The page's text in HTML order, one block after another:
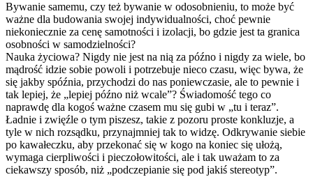
Bywanie samemu, czy też bywanie w odosobnieniu, to może być
ważne dla budowania swojej indywidualności, choć pewnie
niekoniecznie za cenę samotności i izolacji, bo gdzie jest ta granica
osobności w samodzielności?
Nauka życiowa? Nigdy nie jest na nią za późno i nigdy za wiele, bo
mądrość idzie sobie powoli i potrzebuje nieco czasu, więc bywa, że
się jakby spóźnia, przychodzi do nas poniewczasie, ale to pewnie i
tak lepiej, że „lepiej późno niż wcale”? Świadomość tego co
naprawdę dla kogoś ważne czasem mu się gubi w „tu i teraz”.
Ładnie i zwięźle o tym piszesz, takie z pozoru proste konkluzje, a
tyle w nich rozsądku, przynajmniej tak to widzę. Odkrywanie siebie
po kawałeczku, aby przekonać się w kogo na koniec się ułożą,
wymaga cierpliwości i pieczołowitości, ale i tak uważam to za
ciekawszy sposób, niż „podczepianie się pod jakiś stereotyp”.